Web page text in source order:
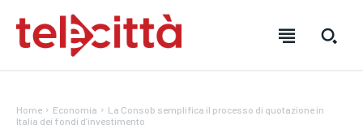
Home Economia
La Consob semplifica il processo di quotazione in
Italia dei fondi d’investimento